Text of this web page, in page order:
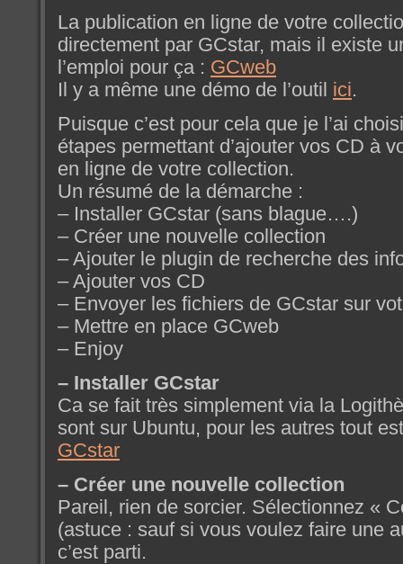
La publication en ligne de votre
directement par GCstar, mais il existe
l’emploi pour ça : GCweb
Il y a même une démo de l’outil ici.
Puisque c’est pour cela que je l’ai
étapes permettant d’ajouter vos CD à
en ligne de votre collection.
Un résumé de la démarche :
– Installer GCstar (sans blague….)
– Créer une nouvelle collection
– Ajouter le plugin de recherche des
– Ajouter vos CD
– Envoyer les fichiers de GCstar sur
– Mettre en place GCweb
– Enjoy
– Installer GCstar
Ca se fait très simplement via la
sont sur Ubuntu, pour les autres tout
GCstar
– Créer une nouvelle collection
Pareil, rien de sorcier. Sélectionnez «
(astuce : sauf si vous voulez faire une
c’est parti.